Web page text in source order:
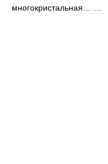
многокристальная… …